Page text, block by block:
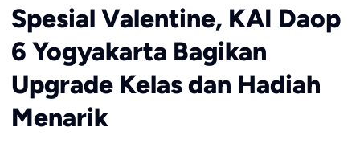
Spesial Valentine, KAI Daop
6 Yogyakarta Bagikan
Upgrade Kelas dan Hadiah
Menarik